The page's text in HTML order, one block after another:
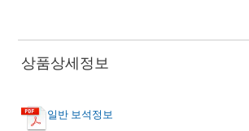
상품상세정보
일반 보석정보